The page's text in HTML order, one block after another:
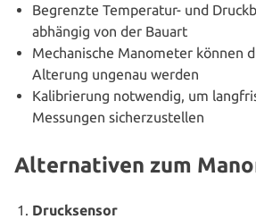
Begrenzte Tem­pe­ra­tur- und
abhängig von der Bauart
Mecha­ni­sche Manometer können
Alterung ungenau werden
Kali­brie­rung notwendig, um
Messungen sicherzustellen
Alternativen zum
Druck­sen­sor